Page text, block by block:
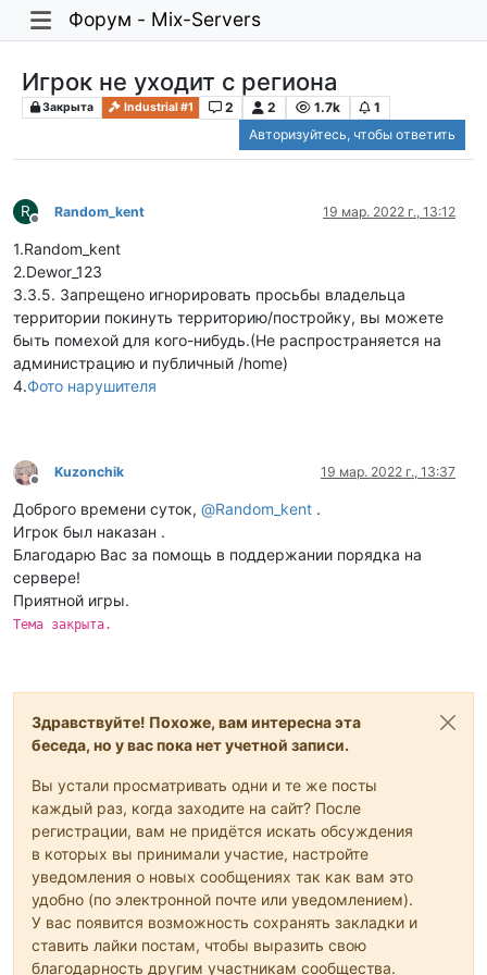
Форум - Mix-Servers
Игрок не уходит с региона
Закрыта Industrial #1 2 2 1.7k
1
Авторизуйтесь, чтобы ответить
R
Не в сети
Random_kent 19 мар. 2022 г., 13:12
1.Random_kent
2.Dewor_123
3.3.5. Запрещено игнорировать просьбы владельца
территории покинуть территорию/постройку, вы можете
быть помехой для кого-нибудь.(Не распространяется на
администрацию и публичный /home)
4.Фото нарушителя
Не в сети
Kuzonchik 19 мар. 2022 г., 13:37
Доброго времени суток, @Random_kent .
Игрок был наказан .
Благодарю Вас за помощь в поддержании порядка на
сервере!
Приятной игры.
Тема закрыта.
Здравствуйте! Похоже, вам интересна эта
беседа, но у вас пока нет учетной записи.
Вы устали просматривать одни и те же посты
каждый раз, когда заходите на сайт? После
регистрации, вам не придётся искать обсуждения
в которых вы принимали участие, настройте
уведомления о новых сообщениях так как вам это
удобно (по электронной почте или уведомлением).
У вас появится возможность сохранять закладки и
ставить лайки постам, чтобы выразить свою
благодарность другим участникам сообщества.